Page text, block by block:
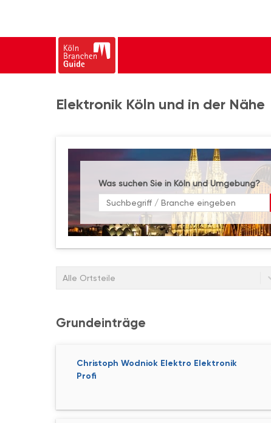
Elektronik Köln und in der Nähe
Was suchen Sie in Köln und Umgebung?
Alle Ortsteile
Grundeinträge
Christoph Wodniok Elektro Elektronik
Profi